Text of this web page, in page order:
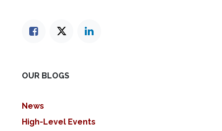
OUR BLOGS
News
High-Level Events